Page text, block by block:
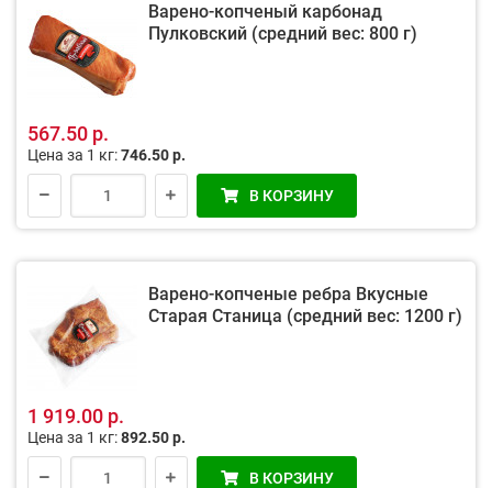
Варено-копченый карбонад
Пулковский (средний вес: 800 г)
567.50 р.
Цена за 1 кг:746.50 р.
В КОРЗИНУ
Варено-копченые ребра Вкусные
Старая Станица (средний вес: 1200 г)
1 919.00 р.
Цена за 1 кг:892.50 р.
В КОРЗИНУ